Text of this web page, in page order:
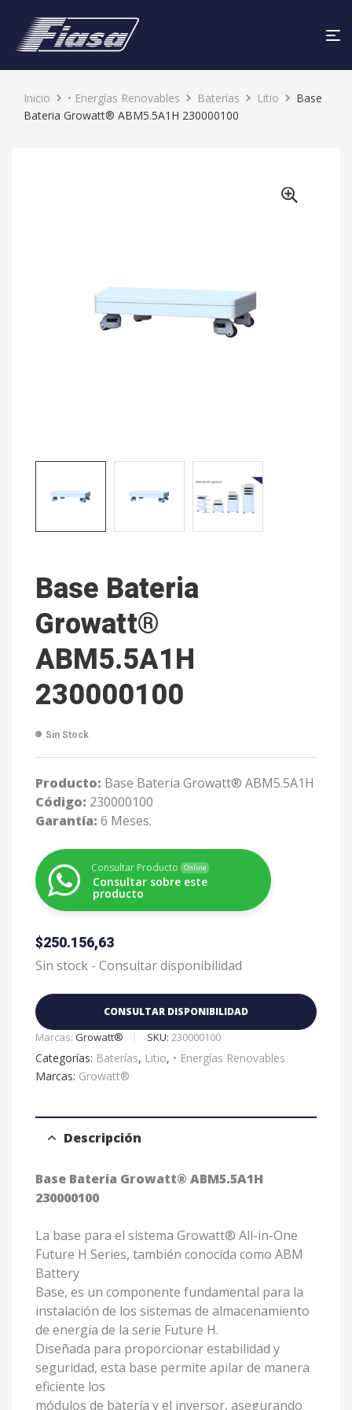
Inicio • Energías Renovables Baterías Litio
Base
Bateria Growatt® ABM5.5A1H 230000100
Base Bateria
Growatt®
ABM5.5A1H
230000100
Sin Stock
Producto: Base Bateria Growatt® ABM5.5A1H
Código: 230000100
Garantía: 6 Meses.
Consultar Producto Online
Consultar sobre este
producto
$250.156,63
Sin stock - Consultar disponibilidad
CONSULTAR DISPONIBILIDAD
Marcas: Growatt® SKU: 230000100
Categorías: Baterías, Litio, • Energías Renovables
Marcas: Growatt®
Descripción
Base Bateria Growatt® ABM5.5A1H
230000100
La base para el sistema Growatt® All-in-One
Future H Series, también conocida como ABM
Battery
Base, es un componente fundamental para la
instalación de los sistemas de almacenamiento
de energía de la serie Future H.
Diseñada para proporcionar estabilidad y
seguridad, esta base permite apilar de manera
eficiente los
módulos de batería y el inversor, asegurando